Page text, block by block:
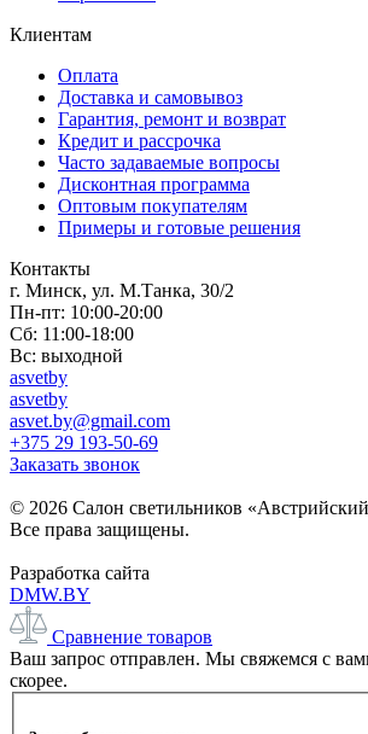
Клиентам
Оплата
Доставка и самовывоз
Гарантия, ремонт и возврат
Кредит и рассрочка
Часто задаваемые вопросы
Дисконтная программа
Оптовым покупателям
Примеры и готовые решения
Контакты
г. Минск, ул. М.Танка, 30/2
Пн-пт: 10:00-20:00
Сб: 11:00-18:00
Вс: выходной
asvetby
asvetby
asvet.by@gmail.com
+375 29 193-50-69
Заказать звонок
© 2026 Салон светильников «Австрийский
Все права защищены.
Разработка сайта
DMW.BY
Сравнение товаров
Ваш запрос отправлен. Мы свяжемся с
скорее.